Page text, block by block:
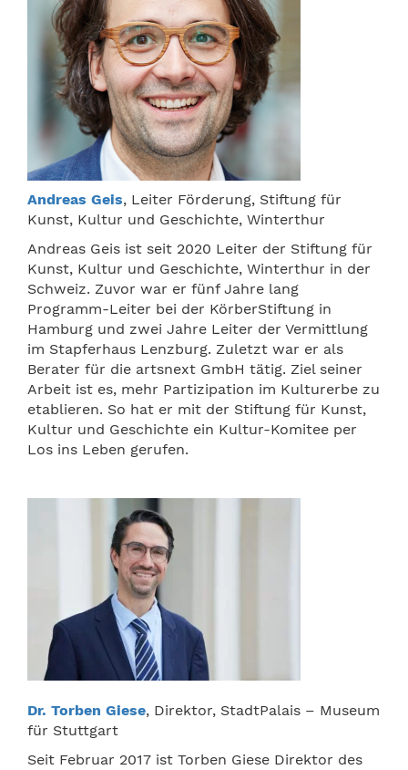
Andreas Geis, Leiter Förderung, Stiftung für
Kunst, Kultur und Geschichte, Winterthur
Andreas Geis ist seit 2020 Leiter der Stiftung für
Kunst, Kultur und Geschichte, Winterthur in der
Schweiz. Zuvor war er fünf Jahre lang
Programm-Leiter bei der KörberStiftung in
Hamburg und zwei Jahre Leiter der Vermittlung
im Stapferhaus Lenzburg. Zuletzt war er als
Berater für die artsnext GmbH tätig. Ziel seiner
Arbeit ist es, mehr Partizipation im Kulturerbe zu
etablieren. So hat er mit der Stiftung für Kunst,
Kultur und Geschichte ein Kultur-Komitee per
Los ins Leben gerufen.
Dr. Torben Giese, Direktor, StadtPalais – Museum
für Stuttgart
Seit Februar 2017 ist Torben Giese Direktor des